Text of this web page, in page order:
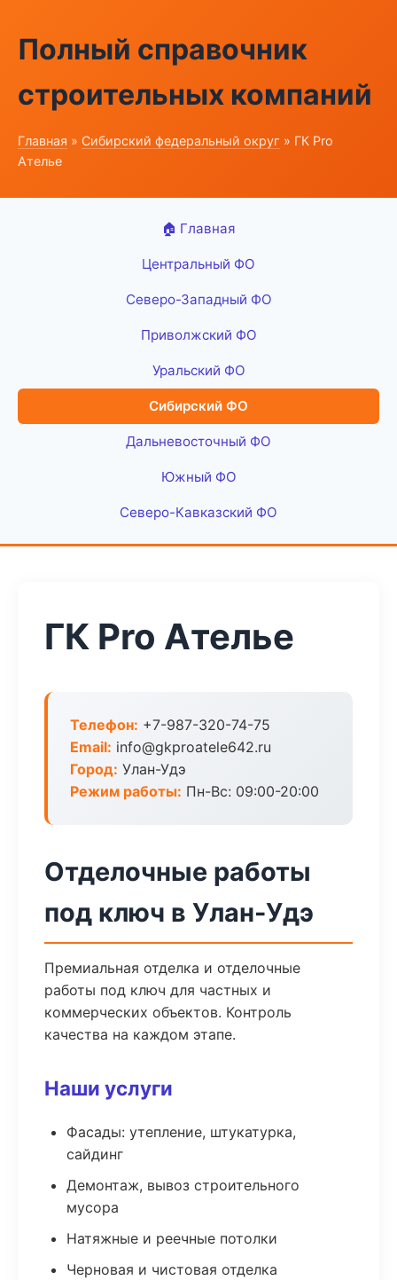
Полный справочник
строительных компаний
Главная » Сибирский федеральный округ » ГК Pro
Ателье
🏠 Главная
Центральный ФО
Северо-Западный ФО
Приволжский ФО
Уральский ФО
Сибирский ФО
Дальневосточный ФО
Южный ФО
Северо-Кавказский ФО
ГК Pro Ателье
Телефон: +7-987-320-74-75
Email: info@gkproatele642.ru
Город: Улан-Удэ
Режим работы: Пн-Вс: 09:00-20:00
Отделочные работы
под ключ в Улан-Удэ
Премиальная отделка и отделочные
работы под ключ для частных и
коммерческих объектов. Контроль
качества на каждом этапе.
Наши услуги
Фасады: утепление, штукатурка,
сайдинг
Демонтаж, вывоз строительного
мусора
Натяжные и реечные потолки
Черновая и чистовая отделка